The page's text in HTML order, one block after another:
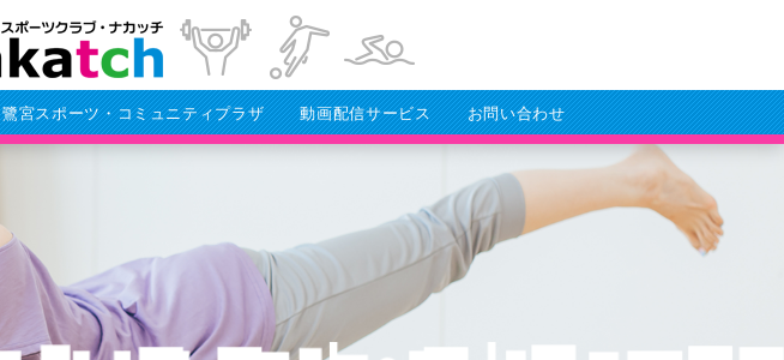
鷺宮スポーツ・コミュニティプラザ 動画配信サービス お問い合わせ